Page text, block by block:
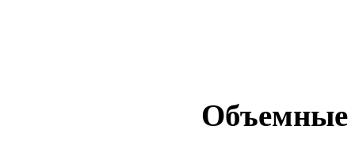
Объемные